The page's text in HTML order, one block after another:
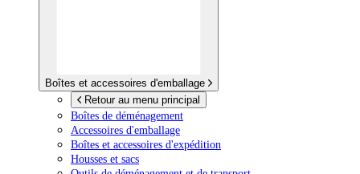
Boîtes et accessoires d'emballage
Retour au menu principal
Boîtes de déménagement
Accessoires d'emballage
Boîtes et accessoires d'expédition
Housses et sacs